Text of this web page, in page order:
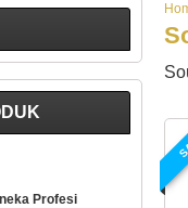
Profesi